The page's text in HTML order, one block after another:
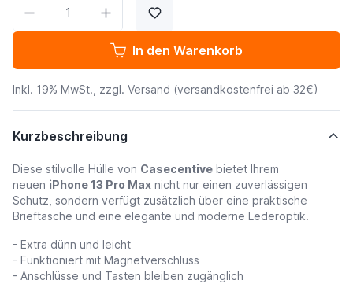
In den Warenkorb
Inkl. 19% MwSt., zzgl. Versand (versandkostenfrei ab 32€)
Kurzbeschreibung
Diese stilvolle Hülle von Casecentive bietet Ihrem
neuen iPhone 13 Pro Max nicht nur einen zuverlässigen
Schutz, sondern verfügt zusätzlich über eine praktische
Brieftasche und eine elegante und moderne Lederoptik.
- Extra dünn und leicht
- Funktioniert mit Magnetverschluss
- Anschlüsse und Tasten bleiben zugänglich